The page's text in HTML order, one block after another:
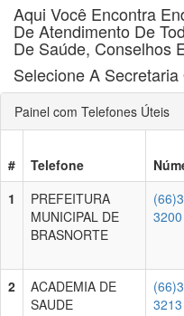
Aqui Você Encontra
De Atendimento De
De Saúde, Conselhos
Selecione A
Painel com Telefones Úteis
# Telefone
1
PREFEITURA
MUNICIPAL DE
BRASNORTE
3200
2
ACADEMIA DE
SAUDE
3213